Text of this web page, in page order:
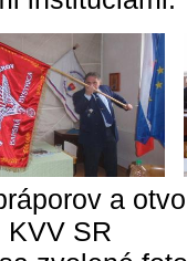
a
KVV SR